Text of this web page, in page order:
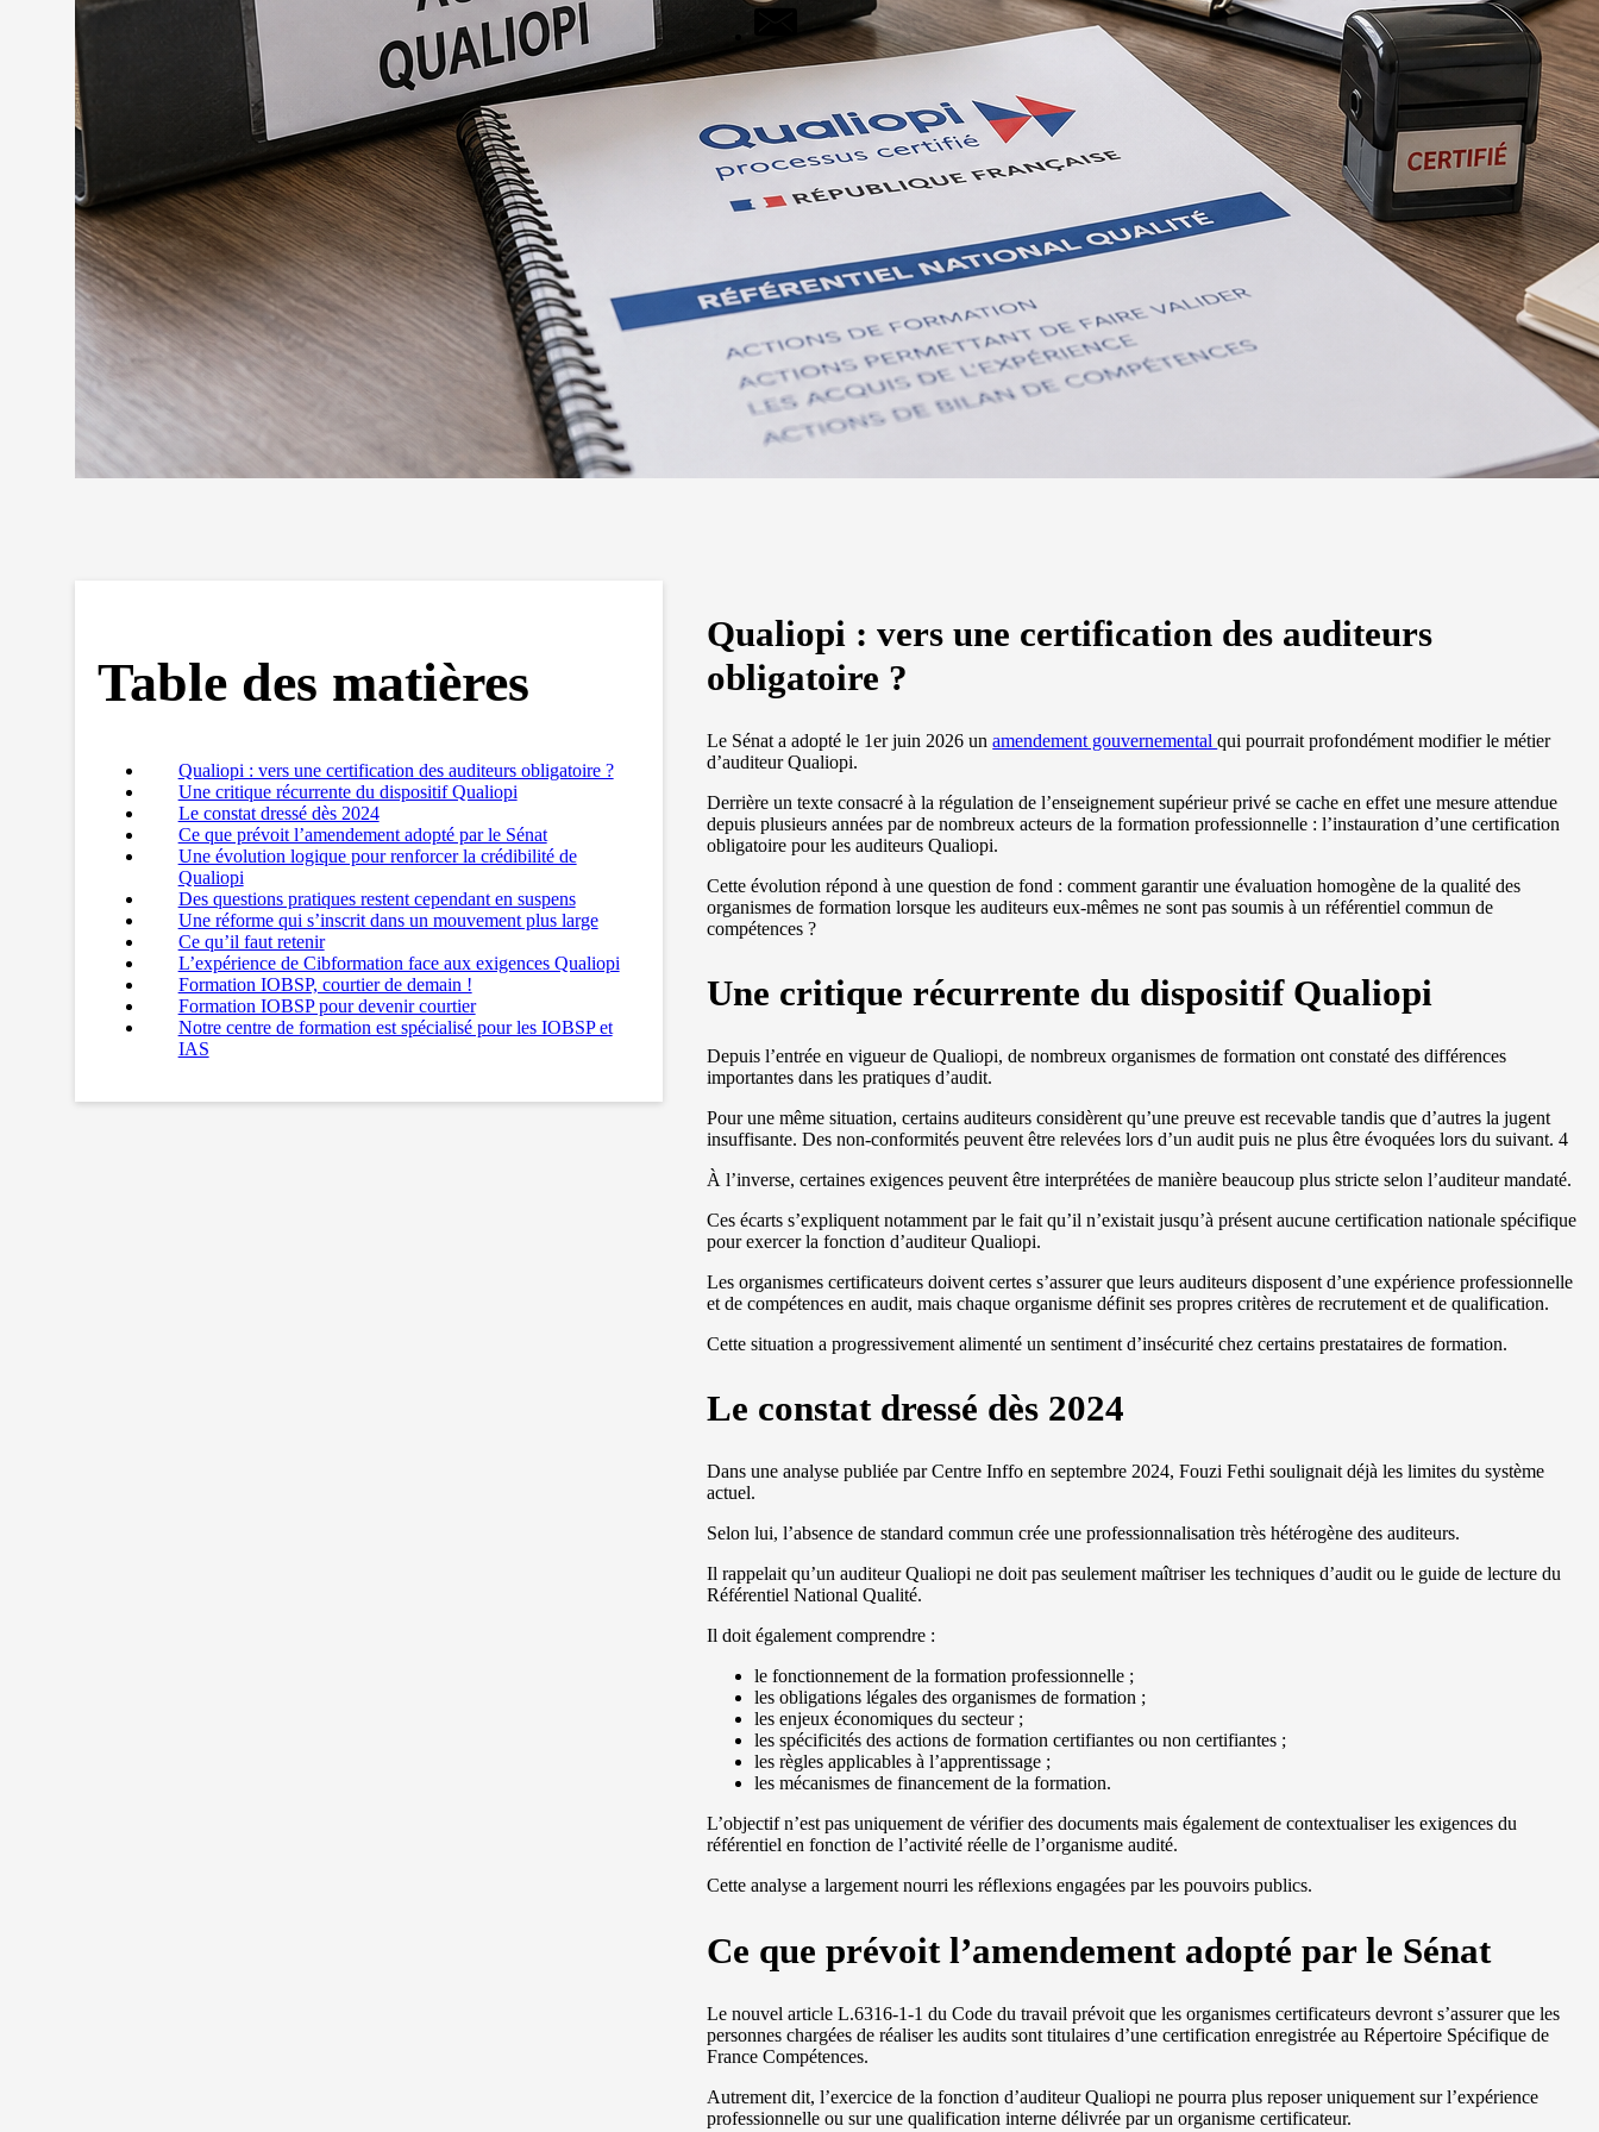
Qualiopi : vers une certification des auditeurs
obligatoire ?
Le Sénat a adopté le 1er juin 2026 unamendement gouvernementalqui pourrait profondément modifier le métier
d’auditeur Qualiopi.
Derrière un texte consacré à la régulation de l’enseignement supérieur privé se cache en effet une mesure attendue
depuis plusieurs années par de nombreux acteurs de la formation professionnelle : l’instauration d’une certification
obligatoire pour les auditeurs Qualiopi.
Cette évolution répond à une question de fond : comment garantir une évaluation homogène de la qualité des
organismes de formation lorsque les auditeurs eux-mêmes ne sont pas soumis à un référentiel commun de
compétences ?
Une critique récurrente du dispositif Qualiopi
Depuis l’entrée en vigueur de Qualiopi, de nombreux organismes de formation ont constaté des différences
importantes dans les pratiques d’audit.
Pour une même situation, certains auditeurs considèrent qu’une preuve est recevable tandis que d’autres la jugent
insuffisante. Des non-conformités peuvent être relevées lors d’un audit puis ne plus être évoquées lors du suivant. 4
À l’inverse, certaines exigences peuvent être interprétées de manière beaucoup plus stricte selon l’auditeur mandaté.
Ces écarts s’expliquent notamment par le fait qu’il n’existait jusqu’à présent aucune certification nationale spécifique
pour exercer la fonction d’auditeur Qualiopi.
Les organismes certificateurs doivent certes s’assurer que leurs auditeurs disposent d’une expérience professionnelle
et de compétences en audit, mais chaque organisme définit ses propres critères de recrutement et de qualification.
Cette situation a progressivement alimenté un sentiment d’insécurité chez certains prestataires de formation.
Le constat dressé dès 2024
Dans une analyse publiée par Centre Inffo en septembre 2024, Fouzi Fethi soulignait déjà les limites du système
actuel.
Selon lui, l’absence de standard commun crée une professionnalisation très hétérogène des auditeurs.
Il rappelait qu’un auditeur Qualiopi ne doit pas seulement maîtriser les techniques d’audit ou le guide de lecture du
Référentiel National Qualité.
Il doit également comprendre :
le fonctionnement de la formation professionnelle ;
les obligations légales des organismes de formation ;
les enjeux économiques du secteur ;
les spécificités des actions de formation certifiantes ou non certifiantes ;
les règles applicables à l’apprentissage ;
les mécanismes de financement de la formation.
L’objectif n’est pas uniquement de vérifier des documents mais également de contextualiser les exigences du
référentiel en fonction de l’activité réelle de l’organisme audité.
Cette analyse a largement nourri les réflexions engagées par les pouvoirs publics.
Ce que prévoit l’amendement adopté par le Sénat
Le nouvel article L.6316-1-1 du Code du travail prévoit que les organismes certificateurs devront s’assurer que les
personnes chargées de réaliser les audits sont titulaires d’une certification enregistrée au Répertoire Spécifique de
France Compétences.
Autrement dit, l’exercice de la fonction d’auditeur Qualiopi ne pourra plus reposer uniquement sur l’expérience
professionnelle ou sur une qualification interne délivrée par un organisme certificateur.
Table des matières
Qualiopi : vers une certification des auditeurs obligatoire ?
Une critique récurrente du dispositif Qualiopi
Le constat dressé dès 2024
Ce que prévoit l’amendement adopté par le Sénat
Une évolution logique pour renforcer la crédibilité de
Qualiopi
Des questions pratiques restent cependant en suspens
Une réforme qui s’inscrit dans un mouvement plus large
Ce qu’il faut retenir
L’expérience de Cibformation face aux exigences Qualiopi
Formation IOBSP, courtier de demain !
Formation IOBSP pour devenir courtier
Notre centre de formation est spécialisé pour les IOBSP et
IAS